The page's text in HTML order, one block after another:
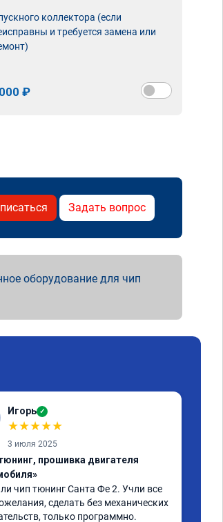
коллектора (если
и требуется замена или
₽
Задать вопрос
оборудование для чип
Игорь ✓
★★★★★
3 июля 2025
прошивка двигателя
чип тюнинг Санта Фе 2. Учли все
сделать без механических
только программно.